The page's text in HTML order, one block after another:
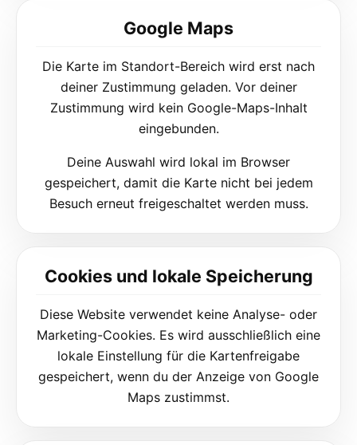
Google Maps
Die Karte im Standort-Bereich wird erst nach
deiner Zustimmung geladen. Vor deiner
Zustimmung wird kein Google-Maps-Inhalt
eingebunden.
Deine Auswahl wird lokal im Browser
gespeichert, damit die Karte nicht bei jedem
Besuch erneut freigeschaltet werden muss.
Cookies und lokale Speicherung
Diese Website verwendet keine Analyse- oder
Marketing-Cookies. Es wird ausschließlich eine
lokale Einstellung für die Kartenfreigabe
gespeichert, wenn du der Anzeige von Google
Maps zustimmst.